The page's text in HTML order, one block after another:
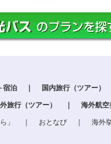
宿泊 国内旅行（ツアー）
旅行（ツアー） 海外航空
」 おとなび 海外